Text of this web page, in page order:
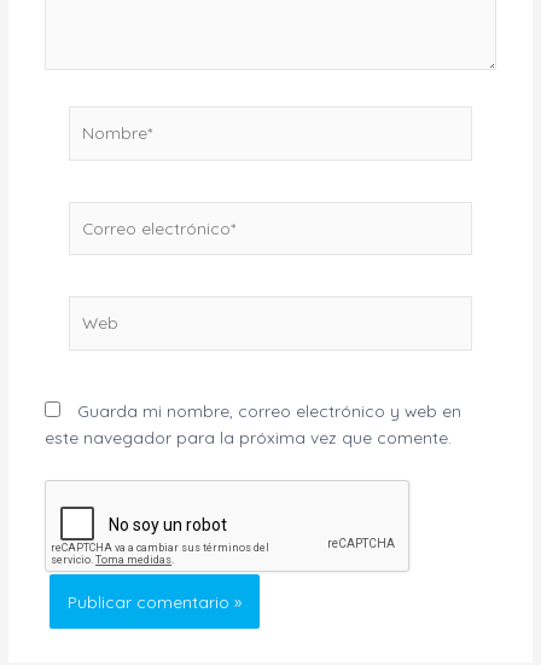
electrónico*
Guarda mi nombre, correo electrónico y web en
este navegador para la próxima vez que comente.